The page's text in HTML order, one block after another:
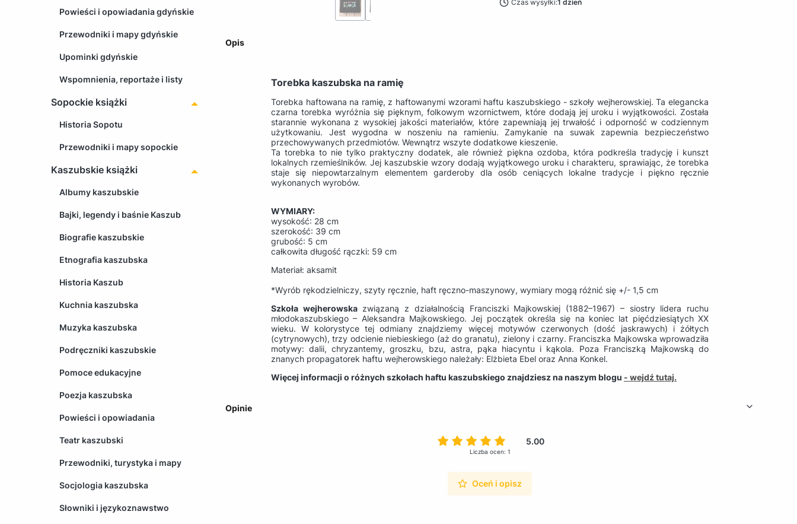
Powieści i opowiadania gdyńskie
Przewodniki i mapy gdyńskie
Upominki gdyńskie
Wspomnienia, reportaże i listy
Sopockie książki
Historia Sopotu
Przewodniki i mapy sopockie
Kaszubskie książki
Albumy kaszubskie
Bajki, legendy i baśnie Kaszub
Biografie kaszubskie
Etnografia kaszubska
Historia Kaszub
Kuchnia kaszubska
Muzyka kaszubska
Podręczniki kaszubskie
Pomoce edukacyjne
Poezja kaszubska
Powieści i opowiadania
Teatr kaszubski
Przewodniki, turystyka i mapy
Socjologia kaszubska
Słowniki i językoznawstwo
Czas wysyłki:1 dzień
Opis
Torebka kaszubska na ramię
Torebka haftowana na ramię, z haftowanymi wzorami haftu kaszubskiego - szkoły wejherowskiej. Ta elegancka
czarna torebka wyróżnia się pięknym, folkowym wzornictwem, które dodają jej uroku i wyjątkowości. Została
starannie wykonana z wysokiej jakości materiałów, które zapewniają jej trwałość i odporność w codziennym
użytkowaniu. Jest wygodna w noszeniu na ramieniu. Zamykanie na suwak zapewnia bezpieczeństwo
przechowywanych przedmiotów. Wewnątrz wszyte dodatkowe kieszenie.
Ta torebka to nie tylko praktyczny dodatek, ale również piękna ozdoba, która podkreśla tradycję i kunszt
lokalnych rzemieślników. Jej kaszubskie wzory dodają wyjątkowego uroku i charakteru, sprawiając, że torebka
staje się niepowtarzalnym elementem garderoby dla osób ceniących lokalne tradycje i piękno ręcznie
wykonanych wyrobów.
WYMIARY:
wysokość: 28 cm
szerokość: 39 cm
grubość: 5 cm
całkowita długość rączki: 59 cm
Materiał: aksamit
*Wyrób rękodzielniczy, szyty ręcznie, haft ręczno-maszynowy, wymiary mogą różnić się +/- 1,5 cm
Szkoła wejherowskazwiązaną z działalnością Franciszki Majkowskiej (1882–1967) – siostry lidera ruchu
młodokaszubskiego – Aleksandra Majkowskiego. Jej początek określa się na koniec lat pięćdziesiątych XX
wieku. W kolorystyce tej odmiany znajdziemy więcej motywów czerwonych (dość jaskrawych) i żółtych
(cytrynowych), trzy odcienie niebieskiego (aż do granatu), zielony i czarny. Franciszka Majkowska wprowadziła
motywy: dalii, chryzantemy, groszku, bzu, astra, pąka hiacyntu i kąkola. Poza Franciszką Majkowską do
znanych propagatorek haftu wejherowskiego należały: Elżbieta Ebel oraz Anna Konkel.
Więcej informacji o różnych szkołach haftu kaszubskiego znajdziesz na naszym blogu - wejdź tutaj.
Opinie
5.00
Liczba ocen: 1
Oceń i opisz